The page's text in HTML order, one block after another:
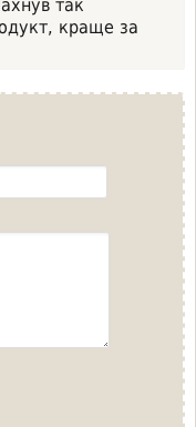
так
краще за